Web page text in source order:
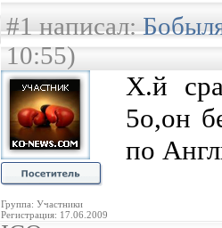
#1 написал:
10:55)
Группа: Участники
Регистрация: 17.06.2009
Х.й
5о,он
по